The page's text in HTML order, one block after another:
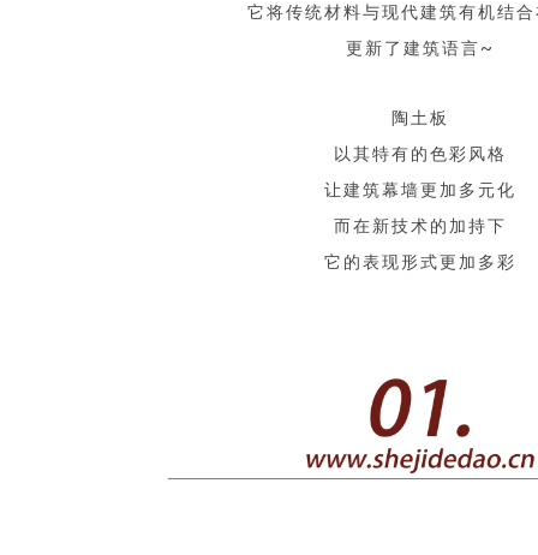
它将传统材料与现代建筑有机结
更新了建筑语言~
陶土板
以其特有的色彩风格
让建筑幕墙更加多元化
而在新技术的加持下
它的表现形式更加多彩